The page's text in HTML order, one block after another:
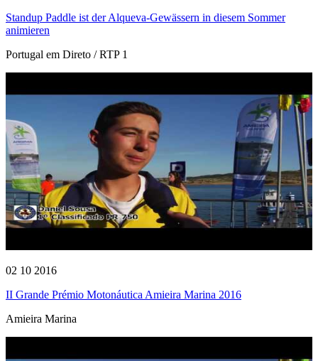
Standup Paddle ist der Alqueva-Gewässern in diesem Sommer
animieren
Portugal em Direto / RTP 1
02 10 2016
II Grande Prémio Motonáutica Amieira Marina 2016
Amieira Marina